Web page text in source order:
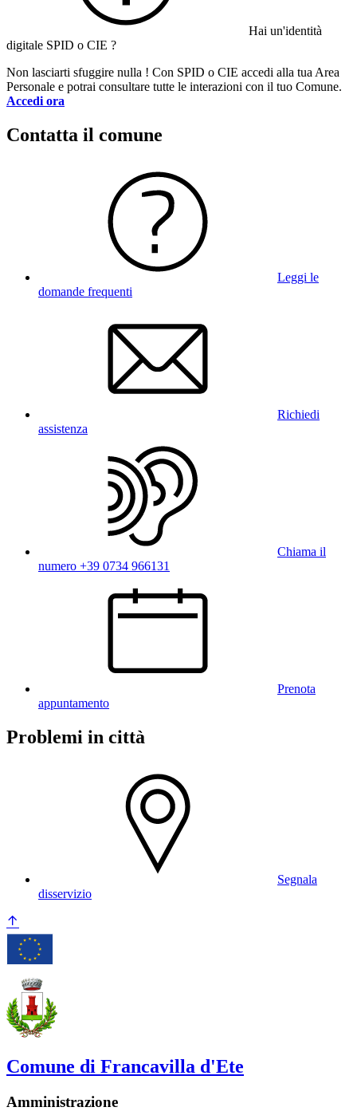
Hai un'identità
digitale SPID o CIE ?
Non lasciarti sfuggire nulla ! Con SPID o CIE accedi alla tua Area
Personale e potrai consultare tutte le interazioni con il tuo Comune.
Accedi ora
Contatta il comune
Leggi le
domande frequenti
Richiedi
assistenza
Chiama il
numero +39 0734 966131
Prenota
appuntamento
Problemi in città
Segnala
disservizio
Comune di Francavilla d'Ete
Amministrazione